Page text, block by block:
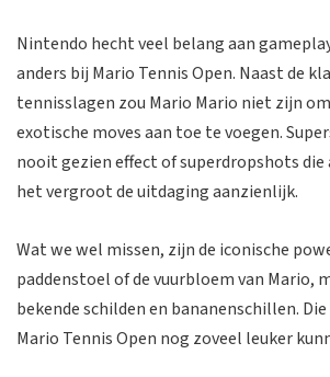
Nintendo hecht veel belang aan
anders bij Mario Tennis Open. Naast de
tennisslagen zou Mario Mario niet zijn
exotische moves aan toe te voegen.
nooit gezien effect of superdropshots
het vergroot de uitdaging aanzienlijk.
Wat we wel missen, zijn de iconische
paddenstoel of de vuurbloem van Mario,
bekende schilden en bananenschillen.
Mario Tennis Open nog zoveel leuker